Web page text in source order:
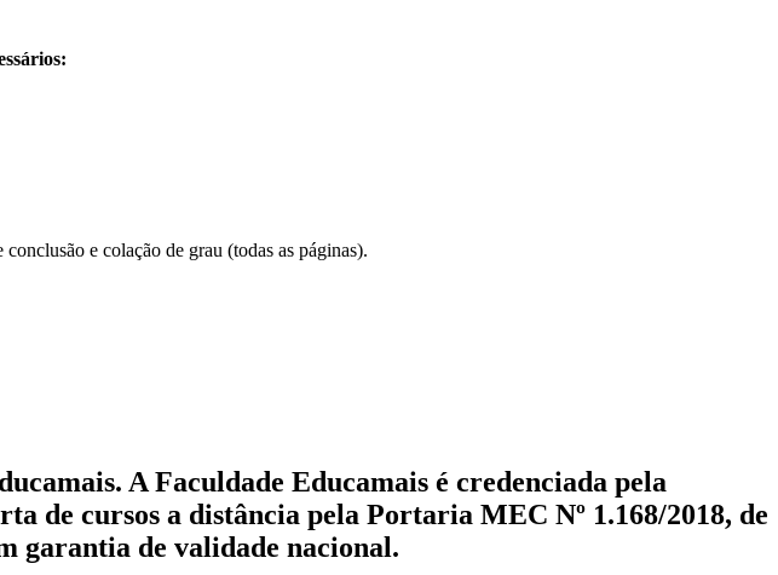
e colação de grau (todas as páginas).
A Faculdade Educamais é credenciada pela
de cursos a distância pela Portaria MEC Nº 1.168/2018, de
garantia de validade nacional.